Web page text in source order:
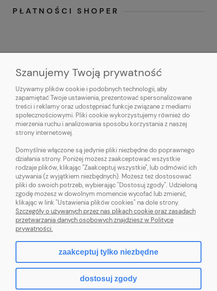
PŁATNOŚCI SHOPER
O NAS
OBSŁUGA KLIENTA
MOJE KONTO
Sklep z włóczką. Internetowa pasmanteria. Włóczki wełniane. Włóczki
bawełniane. Tanie włóczki. Włóczki ręcznie farbowane.
Szanujemy Twoją prywatność
Używamy plików cookie i podobnych technologii, aby
zapamiętać Twoje ustawienia, prezentować spersonalizowane
treści i reklamy oraz udostępniać funkcje związane z mediami
społecznościowymi. Pliki cookie wykorzystujemy również do
mierzenia ruchu i analizowania sposobu korzystania z naszej
strony internetowej.
Domyślnie włączone są jedynie pliki niezbędne do poprawnego
działania strony. Poniżej możesz zaakceptować wszystkie
rodzaje plików, klikając "Zaakceptuj wszystkie", lub odmówić ich
używania (z wyjątkiem niezbędnych). Możesz też dostosować
pliki do swoich potrzeb, wybierając "Dostosuj zgody". Udzieloną
zgodę możesz w dowolnym momencie wycofać lub zmienić,
klikając w link "Ustawienia plików cookies" na dole strony.
Szczegóły o używanych przez nas plikach cookie oraz zasadach
przetwarzania danych osobowych znajdziesz w Polityce
prywatności.
zaakceptuj tylko niezbędne
dostosuj zgody